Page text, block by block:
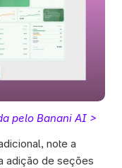
pelo Banani AI >
note a
adição de seções